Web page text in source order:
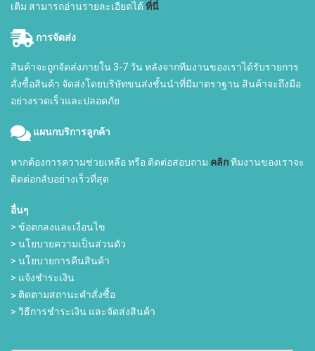
เติม สามารถอ่านรายละเอียดได้ ที่นี่
การจัดส่ง
สินค้าจะถูกจัดส่งภายใน 3-7 วัน หลังจากทีมงานของเราได้รับรายการ
สั่งซื้อสินค้า จัดส่งโดยบริษัทขนส่งชั้นนำที่มีมาตราฐาน สินค้าจะถึงมือ
อย่างรวดเร็วและปลอดภัย
แผนกบริการลูกค้า
หากต้องการความช่วยเหลือ หรือ ติดต่อสอบถาม คลิกทีมงานของเราจะ
ติดต่อกลับอย่างเร็วที่สุด
อื่นๆ
> ข้อตกลงและเงื่อนไข
> นโยบายความเป็นส่วนตัว
> นโยบายการคืนสินค้า
> แจ้งชำระเงิน
> ติดตามสถานะคำสั่งซื้อ
> วิธีการชำระเงิน และจัดส่งสินค้า